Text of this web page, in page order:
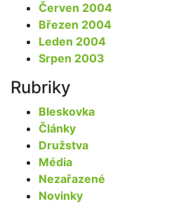
Červen 2004
Březen 2004
Leden 2004
Srpen 2003
Rubriky
Bleskovka
Články
Družstva
Média
Nezařazené
Novinky